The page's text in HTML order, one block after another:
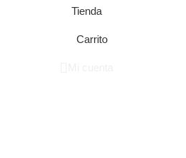
Tienda
Carrito